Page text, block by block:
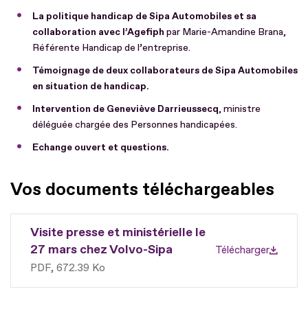
La politique handicap deSipa Automobiles et sa
collaboration avec l’Agefiph par Marie-Amandine Brana,
Référente Handicap de l’entreprise.
Témoignage de deux collaborateurs de Sipa Automobiles
en situation de handicap.
Intervention de Geneviève Darrieussecq, ministre
déléguée chargée des Personnes handicapées.
Echange ouvert et questions.
Vos documents téléchargeables
Visite presse et ministérielle le
27 mars chez Volvo-Sipa
PDF 672.39 Ko
Télécharger